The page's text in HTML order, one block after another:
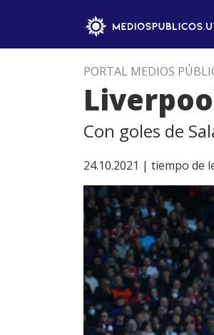
PORTAL MEDIOS
Con goles de
24.10.2021 | tiempo de